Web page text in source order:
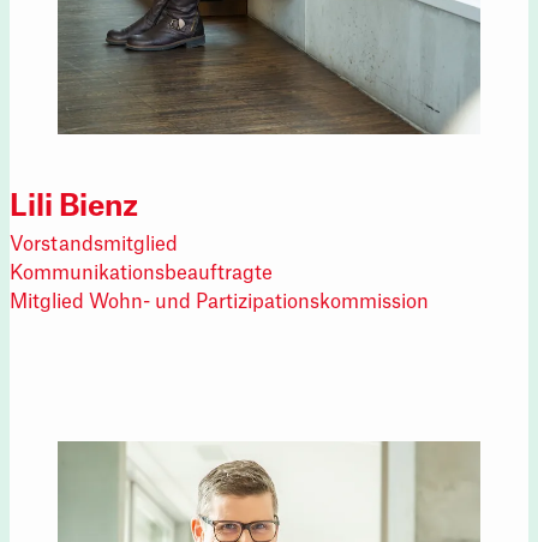
Lili Bienz
Vorstandsmitglied
Kommunikationsbeauftragte
Mitglied Wohn- und Partizipationskommission